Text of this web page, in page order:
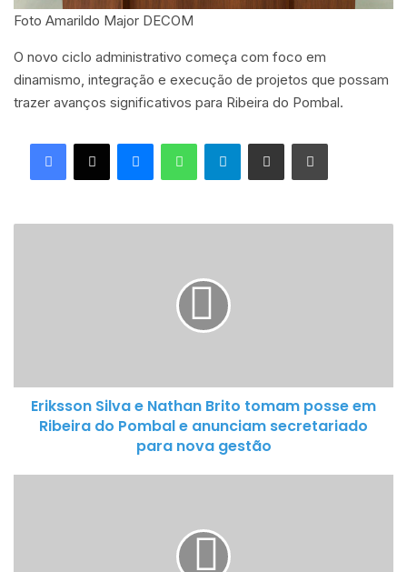
Foto Amarildo Major DECOM
O novo ciclo administrativo começa com foco em
dinamismo, integração e execução de projetos que possam
trazer avanços significativos para Ribeira do Pombal.
Facebook
X MessengerWhatsAppTelegram
Compartilhar via e-mail Imprimir
em
Ribeira
e
Eriksson Silva e Nathan Brito tomam posse em
Ribeira do Pombal e anunciam secretariado
para nova gestão